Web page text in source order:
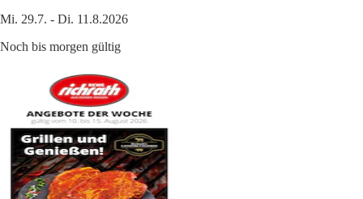
Mi. 29.7. - Di. 11.8.2026
Noch bis morgen gültig